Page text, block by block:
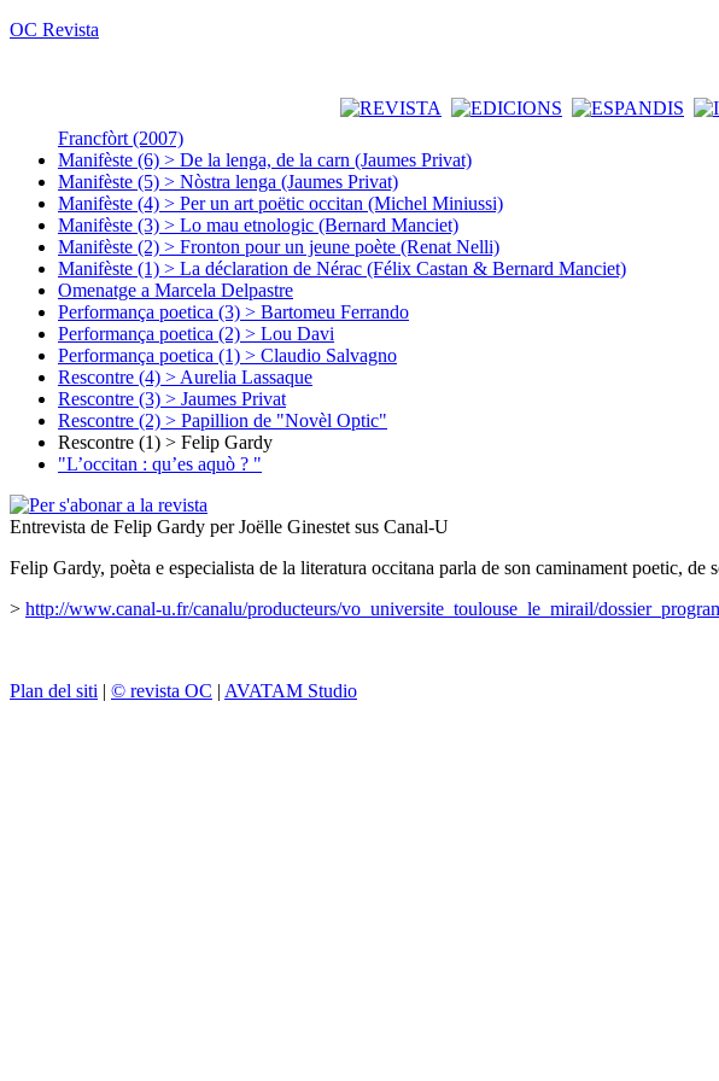
OC Revista
Francfòrt (2007)
Manifèste (6) > De la lenga, de la carn (Jaumes Privat)
Manifèste (5) > Nòstra lenga (Jaumes Privat)
Manifèste (4) > Per un art poëtic occitan (Michel Miniussi)
Manifèste (3) > Lo mau etnologic (Bernard Manciet)
Manifèste (2) > Fronton pour un jeune poète (Renat Nelli)
Manifèste (1) > La déclaration de Nérac (Félix Castan & Bernard Manciet)
Omenatge a Marcela Delpastre
Performança poetica (3) > Bartomeu Ferrando
Performança poetica (2) > Lou Davi
Performança poetica (1) > Claudio Salvagno
Rescontre (4) > Aurelia Lassaque
Rescontre (3) > Jaumes Privat
Rescontre (2) > Papillion de "Novèl Optic"
Rescontre (1) > Felip Gardy
"L’occitan : qu’es aquò ? "
Entrevista de Felip Gardy per Joëlle Ginestet sus Canal-U
Felip Gardy, poèta e especialista de la literatura occitana parla de son caminament poetic,
> http://www.canal-u.fr/canalu/producteurs/vo_universite_toulouse_le_mirail/
Plan del siti | © revista OC | AVATAM Studio